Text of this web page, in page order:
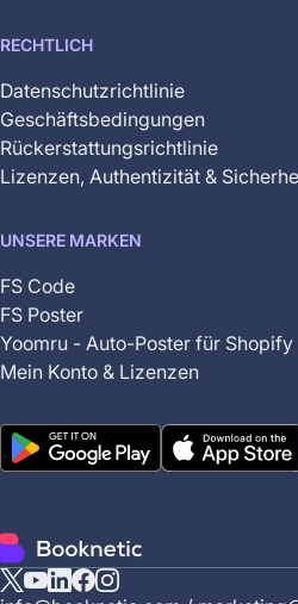
RECHTLICH
Datenschutzrichtlinie
Geschäftsbedingungen
Rückerstattungsrichtlinie
Lizenzen, Authentizität &
UNSERE MARKEN
FS Code
FS Poster
Yoomru - Auto-Poster für Shopify
Mein Konto & Lizenzen